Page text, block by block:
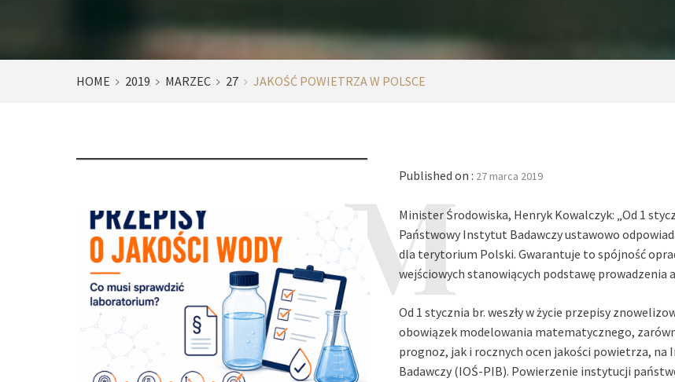
HOME 2019 MARZEC 27 JAKOŚĆ POWIETRZA W POLSCE
Published on : 27 marca 2019
Minister Środowiska, Henryk Kowalczyk: „Od 1
Państwowy Instytut Badawczy ustawowo
dla terytorium Polski. Gwarantuje to spójność
wejściowych stanowiących podstawę
Od 1 stycznia br. weszły w życie przepisy
obowiązek modelowania matematycznego,
prognoz, jak i rocznych ocen jakości powietrza,
Badawczy (IOŚ-PIB). Powierzenie instytucji